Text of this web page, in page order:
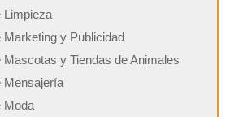
Limpieza
Marketing y Publicidad
Mascotas y Tiendas de Animales
Mensajería
Moda